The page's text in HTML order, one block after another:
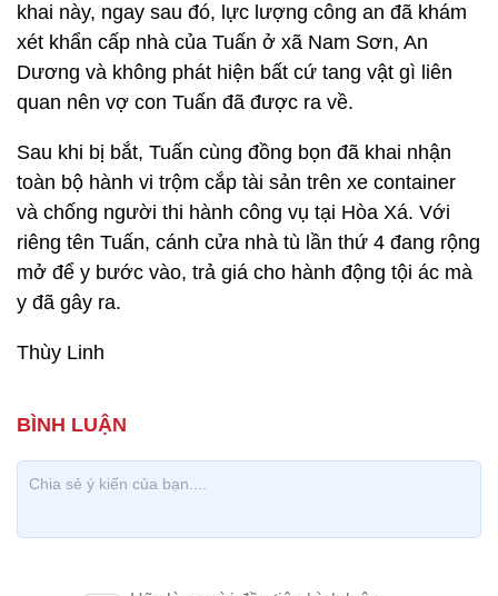
khai này, ngay sau đó, lực lượng công an đã khám
xét khẩn cấp nhà của Tuấn ở xã Nam Sơn, An
Dương và không phát hiện bất cứ tang vật gì liên
quan nên vợ con Tuấn đã được ra về.
Sau khi bị bắt, Tuấn cùng đồng bọn đã khai nhận
toàn bộ hành vi trộm cắp tài sản trên xe container
và chống người thi hành công vụ tại Hòa Xá. Với
riêng tên Tuấn, cánh cửa nhà tù lần thứ 4 đang rộng
mở để y bước vào, trả giá cho hành động tội ác mà
y đã gây ra.
Thùy Linh